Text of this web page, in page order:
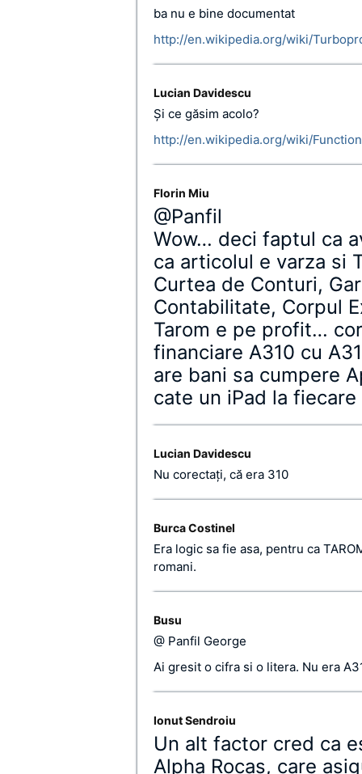
ba nu e bine documentat
http://en.wikipedia.org/wiki/
Lucian Davidescu
Şi ce găsim acolo?
http://en.wikipedia.org/wiki/
Florin Miu
@Panfil
Wow… deci faptul ca
ca articolul e varza si
Curtea de Conturi,
Contabilitate, Corpul
Tarom e pe profit…
financiare A310 cu
are bani sa cumpere
cate un iPad la
Lucian Davidescu
Nu corectaţi, că era 310
Burca Costinel
Era logic sa fie asa, pentru ca
romani.
Busu
@ Panfil George
Ai gresit o cifra si o litera. Nu era
Ionut Sendroiu
Un alt factor cred ca
Alpha Rocas, care